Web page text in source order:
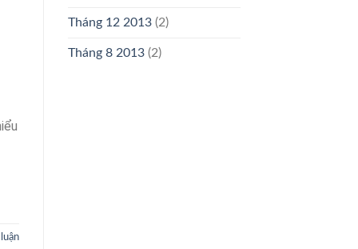
Tháng 12 2013(2)
Tháng 8 2013(2)